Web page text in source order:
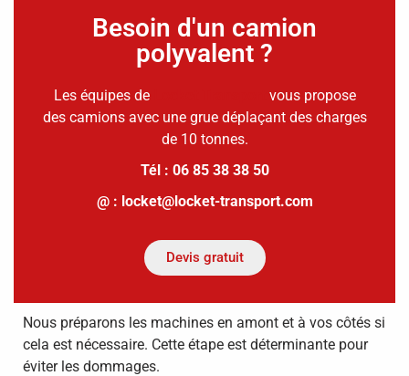
Besoin d'un camion
polyvalent ?
Les équipes de
vous propose
des camions avec une grue déplaçant des charges
de 10 tonnes.
Tél : 06 85 38 38 50
@ : locket@locket-transport.com
Devis gratuit
Nous préparons les machines en amont et à vos côtés si
cela est nécessaire. Cette étape est déterminante pour
éviter les dommages.